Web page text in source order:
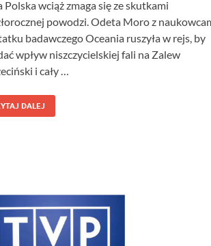
Polska wciąż zmaga się ze skutkami
powodzi. Odeta Moro z
badawczego Oceania ruszyła w rejs, by
wpływ niszczycielskiej fali na Zalew
i cały …
DALEJ